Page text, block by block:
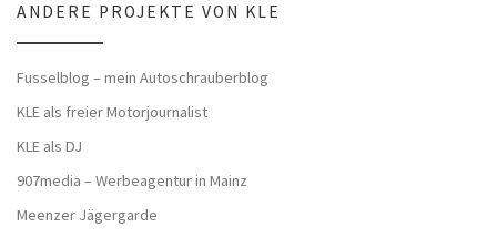
ANDERE PROJEKTE VON KLE
Fusselblog – mein Autoschrauberblog
KLE als freier Motorjournalist
KLE als DJ
907media – Werbeagentur in Mainz
Meenzer Jägergarde